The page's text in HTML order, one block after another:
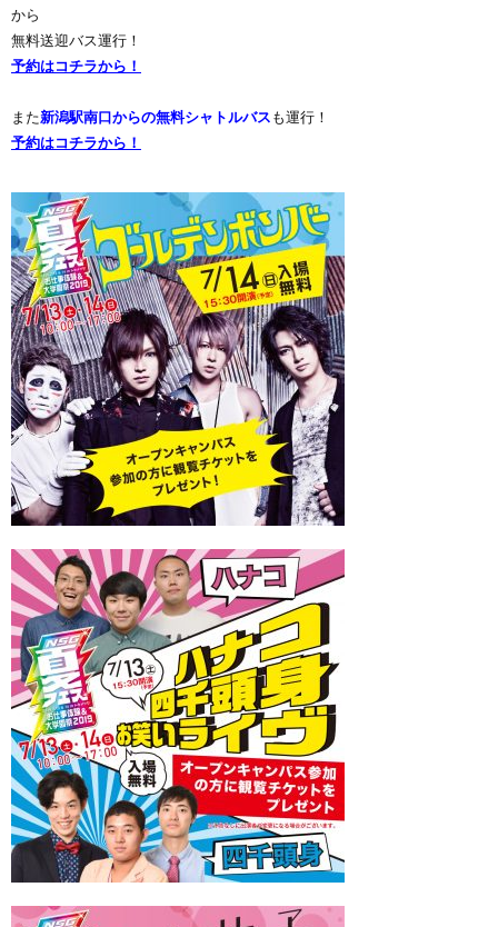
から
無料送迎バス運行！
予約はコチラから！
また新潟駅南口からの無料シャトルバスも運行！
予約はコチラから！